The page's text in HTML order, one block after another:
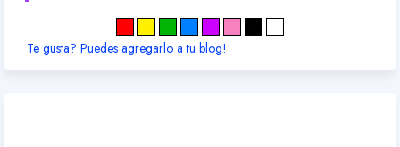
Te gusta? Puedes agregarlo a tu blog!